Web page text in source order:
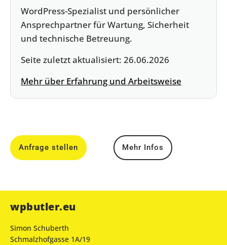
WordPress-Spezialist und persönlicher
Ansprechpartner für Wartung, Sicherheit
und technische Betreuung.
Seite zuletzt aktualisiert: 26.06.2026
Mehr über Erfahrung und Arbeitsweise
Anfrage stellen Mehr Infos
wpbutler.eu
Simon Schuberth
Schmalzhofgasse 1A/19